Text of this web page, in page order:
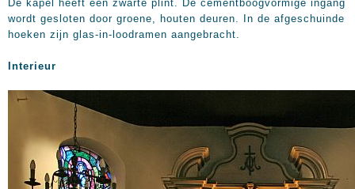
De kapel heeft een zwarte plint. De cementboogvormige ingang
wordt gesloten door groene, houten deuren. In de afgeschuinde
hoeken zijn glas-in-loodramen aangebracht.
Interieur